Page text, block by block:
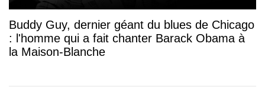
Buddy Guy, dernier géant du blues de Chicago
: l'homme qui a fait chanter Barack Obama à
la Maison-Blanche